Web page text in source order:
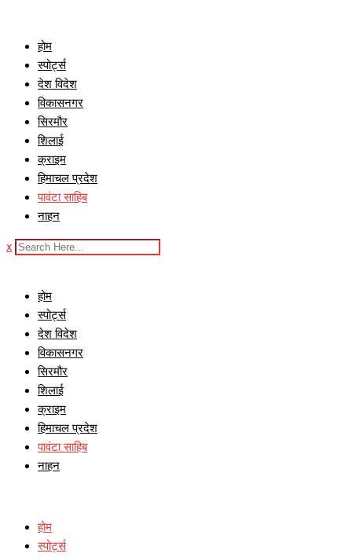
contentहोम
स्पोर्ट्स
देश विदेश
विकासनगर
सिरमौर
शिलाई
क्राइम
हिमाचल प्रदेश
पावंटा साहिब
नाहन
x
होम
स्पोर्ट्स
देश विदेश
विकासनगर
सिरमौर
शिलाई
क्राइम
हिमाचल प्रदेश
पावंटा साहिब
नाहन
होम
स्पोर्ट्स